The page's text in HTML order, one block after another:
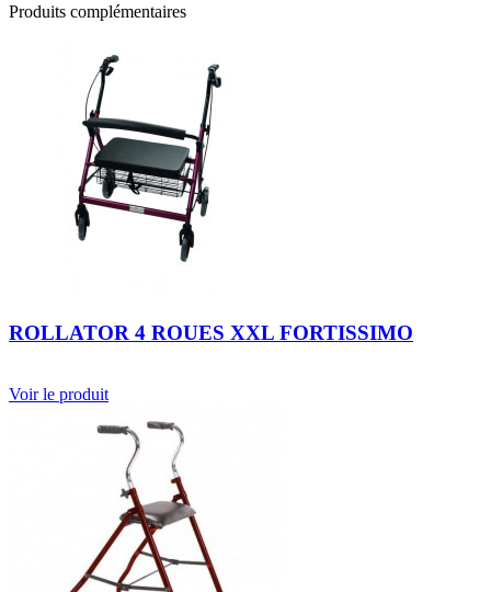
Produits complémentaires
ROLLATOR 4 ROUES XXL FORTISSIMO
Voir le produit